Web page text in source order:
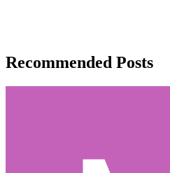
Recommended Posts